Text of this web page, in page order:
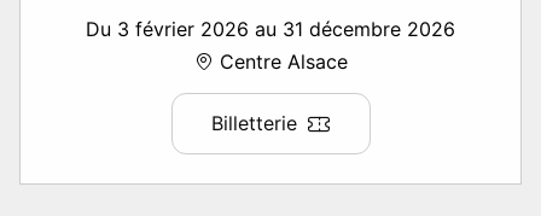
Du 3 février 2026 au 31 décembre 2026
Centre Alsace
Billetterie